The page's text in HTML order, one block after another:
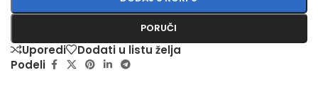
PORUČI
Uporedi
Dodati u listu želja
Podeli